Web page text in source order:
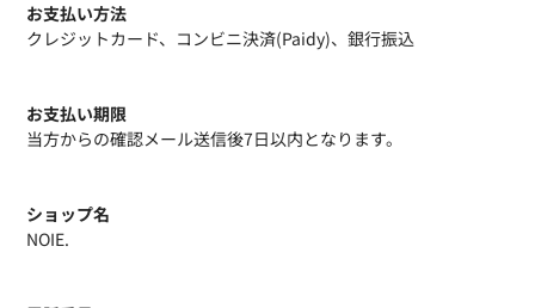
お支払い方法
クレジットカード、コンビニ決済(Paidy)、銀行振込
お支払い期限
当方からの確認メール送信後7日以内となります。
ショップ名
NOIE.